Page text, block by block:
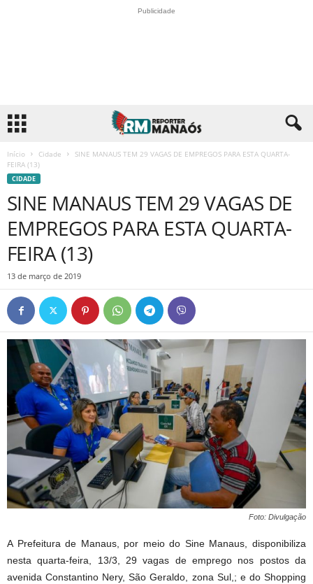
Publicidade
Início Cidade
SINE MANAUS TEM 29 VAGAS DE EMPREGOS PARA ESTA QUARTA-
FEIRA (13)
CIDADE
SINE MANAUS TEM 29 VAGAS DE
EMPREGOS PARA ESTA QUARTA-
FEIRA (13)
13 de março de 2019
Foto: Divulgação
A Prefeitura de Manaus, por meio do Sine Manaus, disponibiliza
nesta quarta-feira, 13/3, 29 vagas de emprego nos postos da
avenida Constantino Nery, São Geraldo, zona Sul,; e do Shopping